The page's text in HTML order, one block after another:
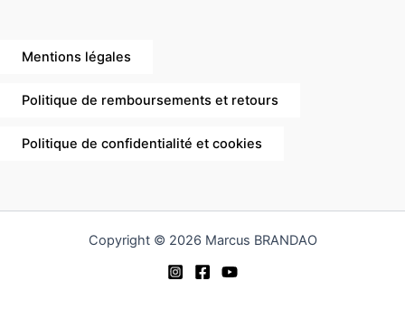
Mentions légales
Politique de remboursements et retours
Politique de confidentialité et cookies
Copyright © 2026 Marcus BRANDAO